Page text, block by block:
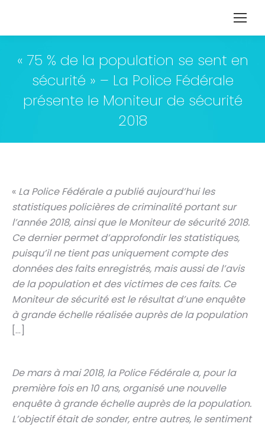
« 75 % de la population se sent en
sécurité » – La Police Fédérale
présente le Moniteur de sécurité
2018
« La Police Fédérale a publié aujourd’hui les
statistiques policières de criminalité portant sur
l’année 2018, ainsi que le Moniteur de sécurité 2018.
Ce dernier permet d’approfondir les statistiques,
puisqu’il ne tient pas uniquement compte des
données des faits enregistrés, mais aussi de l’avis
de la population et des victimes de ces faits. Ce
Moniteur de sécurité est le résultat d’une enquête
à grande échelle réalisée auprès de la population
[…]
De mars à mai 2018, la Police Fédérale a, pour la
première fois en 10 ans, organisé une nouvelle
enquête à grande échelle auprès de la population.
L’objectif était de sonder, entre autres, le sentiment